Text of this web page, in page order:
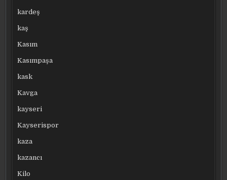
kardeş
kaş
Kasım
Kasımpaşa
kask
Kavga
kayseri
Kayserispor
kaza
kazancı
Kilo